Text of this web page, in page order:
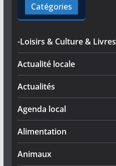
Catégories
-Loisirs & Culture & Livres
Actualité locale
Actualités
Agenda local
Alimentation
Animaux